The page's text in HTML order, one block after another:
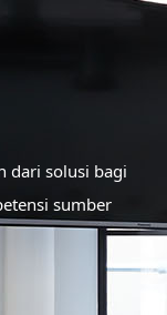
dari solusi bagi
sumber